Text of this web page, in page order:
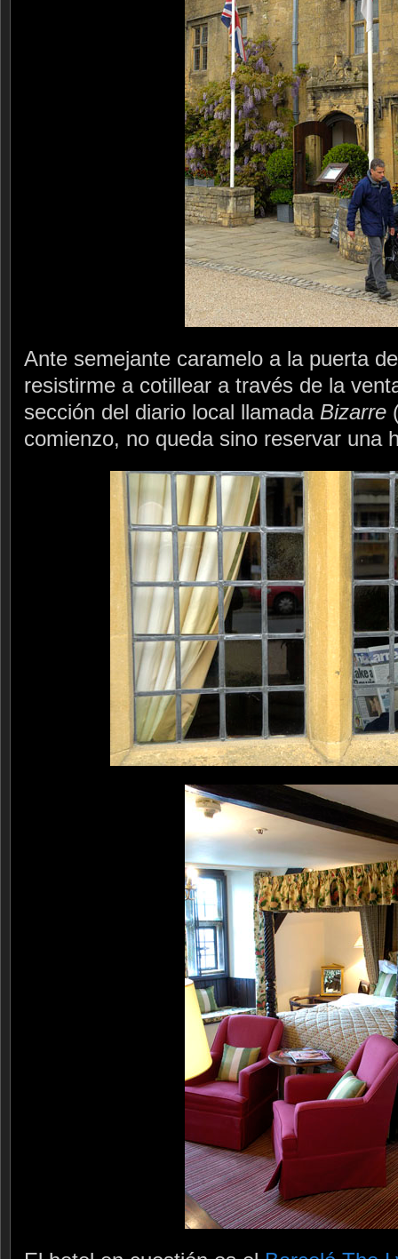
Ante semejante caramelo a la puerta
resistirme a cotillear a través de la
sección del diario local llamada Bizarre
comienzo, no queda sino reservar una